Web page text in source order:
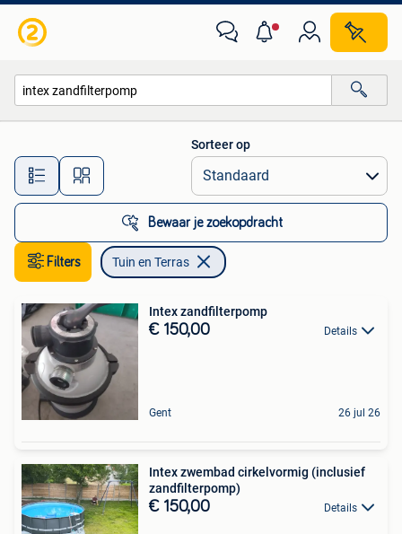
Alle afstanden…
Sorteer op
Bewaar je zoekopdracht
Filters Tuin en Terras
Intex zandfilterpomp
€ 150,00 Details
Gent 26 jul 26
Intex zwembad cirkelvormig (inclusief
zandfilterpomp)
€ 150,00 Details